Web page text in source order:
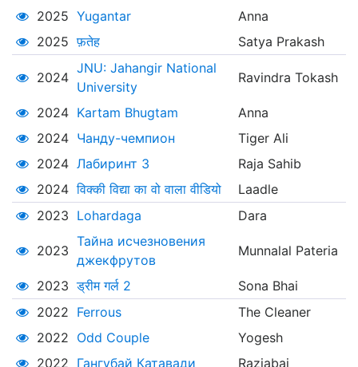
2025 Yugantar
Anna
2025 फ़तेह Satya Prakash
2024
JNU: Jahangir National
University
Ravindra Tokash
2024 Kartam Bhugtam
Anna
2024 Чанду-чемпион
Tiger Ali
2024 Лабиринт 3
Raja Sahib
2024 विक्की विद्या का वो वाला वीडियो
Laadle
2023 Lohardaga Dara
2023
Тайна исчезновения
джекфрутов
Munnalal Pateria
2023 ड्रीम गर्ल 2
Sona Bhai
2022 Ferrous
The Cleaner
2022 Odd Couple
Yogesh
2022 Гангубай Катавади Raziabai